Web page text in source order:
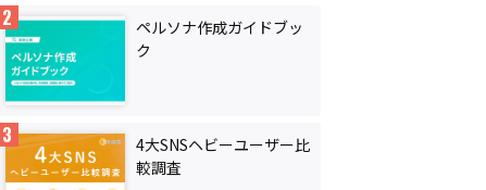
ペルソナ作成ガイドブッ
ク
4大SNSヘビーユーザー比
較調査